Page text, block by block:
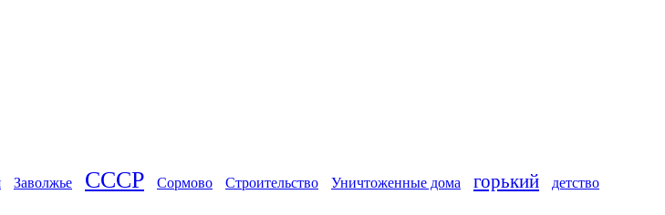
Заволжье СССР Сормово Строительство Уничтоженные дома горький детство